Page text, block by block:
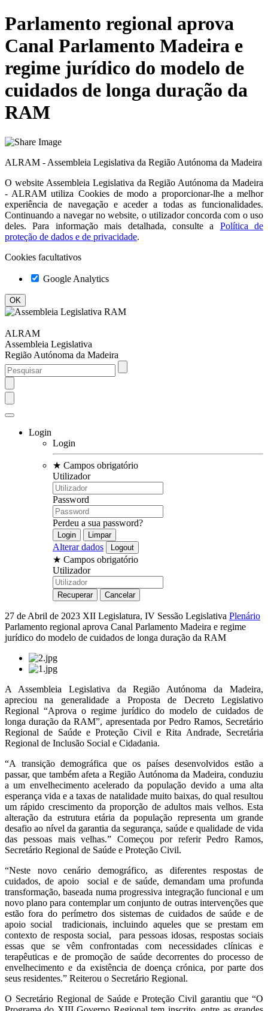
Parlamento regional aprova
Canal Parlamento Madeira e
regime jurídico do modelo de
cuidados de longa duração da
RAM
ALRAM - Assembleia Legislativa da Região Autónoma da Madeira
O website Assembleia Legislativa da Região Autónoma da Madeira
- ALRAM utiliza Cookies de modo a proporcionar-lhe a melhor
experiência de navegação e aceder a todas as funcionalidades.
Continuando a navegar no website, o utilizador concorda com o uso
deles. Para informação mais detalhada, consulte a
Política de
proteção de dados e de privacidade.
Cookies facultativos
Google Analytics
ALRAM
Assembleia Legislativa
Região Autónoma da Madeira
Login
Login
★ Campos obrigatório
Utilizador
Password
Perdeu a sua password?
Alterar dados
★ Campos obrigatório
Utilizador
27 de Abril de 2023 XII Legislatura, IV Sessão Legislativa Plenário
Parlamento regional aprova Canal Parlamento Madeira e regime
jurídico do modelo de cuidados de longa duração da RAM
A Assembleia Legislativa da Região Autónoma da Madeira,
apreciou na generalidade a Proposta de Decreto Legislativo
Regional “Aprova o regime jurídico do modelo de cuidados de
longa duração da RAM”, apresentada por Pedro Ramos, Secretário
Regional de Saúde e Proteção Civil e Rita Andrade, Secretária
Regional de Inclusão Social e Cidadania.
“A transição demográfica que os países desenvolvidos estão a
passar, que também afeta a Região Autónoma da Madeira, conduziu
a um envelhecimento acelerado da população devido a uma alta
esperança vida e a taxas de natalidade muito baixas, do qual resultou
um rápido crescimento da proporção de adultos mais velhos. Esta
alteração da estrutura etária da população representa um grande
desafio ao nível da garantia da segurança, saúde e qualidade de vida
das pessoas mais velhas.” Começou por referir Pedro Ramos,
Secretário Regional de Saúde e Proteção Civil.
“Neste novo cenário demográfico, as diferentes respostas de
cuidados, de apoio social e de saúde, demandam uma profunda
transformação, baseada numa progressiva integração funcional e um
novo plano para contemplar um conjunto de outras intervenções que
estão fora do perímetro dos sistemas de cuidados de saúde e de
apoio social tradicionais, incluindo aqueles que se prestam em
contexto de resposta social, para pessoas idosas, respostas sociais
essas que se vêm confrontadas com necessidades clínicas e
terapêuticas e de promoção de saúde decorrentes do processo de
envelhecimento e da existência de doença crónica, por parte dos
seus residentes.” Reiterou o Secretário Regional.
O Secretário Regional de Saúde e Proteção Civil garantiu que “O